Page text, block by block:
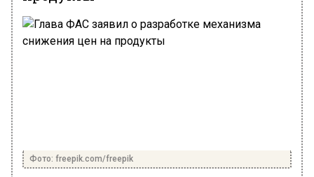
Фото: freepik.com/freepik